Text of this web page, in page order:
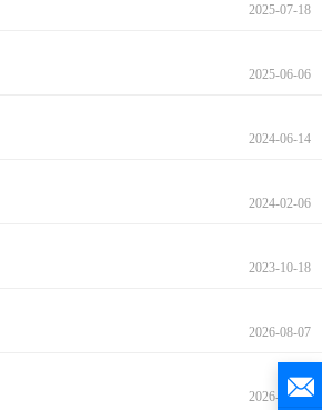
2025-07-18
2025-06-06
2024-06-14
2024-02-06
2023-10-18
2026-08-07
2026-08-07